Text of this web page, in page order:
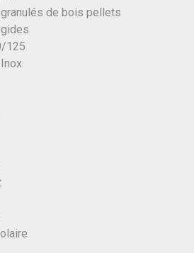
de bois pellets
125